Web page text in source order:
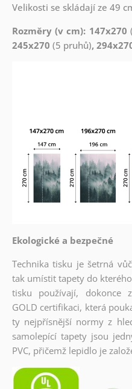
Velikosti se skládají ze 49
Rozměry (v cm): 147x270
245x270 (5 pruhů),
Ekologické a bezpečné
Technika tisku je šetrná
tak umístit tapety do
tisku používají, dokonce
GOLD certifikaci, která
ty nejpřísnější normy z
samolepící tapety jsou
PVC, přičemž lepidlo je